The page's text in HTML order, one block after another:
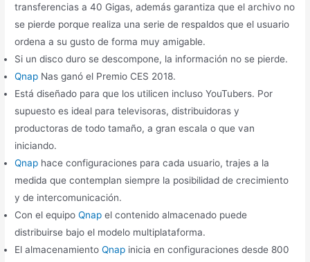
transferencias a 40 Gigas, además garantiza que el archivo no
se pierde porque realiza una serie de respaldos que el usuario
ordena a su gusto de forma muy amigable.
Si un disco duro se descompone, la información no se pierde.
Qnap Nas ganó el Premio CES 2018.
Está diseñado para que los utilicen incluso YouTubers. Por
supuesto es ideal para televisoras, distribuidoras y
productoras de todo tamaño, a gran escala o que van
iniciando.
Qnap hace configuraciones para cada usuario, trajes a la
medida que contemplan siempre la posibilidad de crecimiento
y de intercomunicación.
Con el equipoQnap el contenido almacenado puede
distribuirse bajo el modelo multiplataforma.
El almacenamientoQnap inicia en configuraciones desde 800